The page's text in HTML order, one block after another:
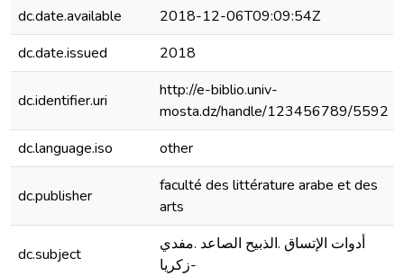
dc.date.available
2018-12-06T09:09:54Z
dc.date.issued
2018
dc.identifier.uri
http://e-biblio.univ-
mosta.dz/handle/123456789/5592
dc.language.iso
other
dc.publisher
faculté des littérature arabe et des
arts
dc.subject
أدوات الإتساق .الذبيح الصاعد .مفدي
زكريا-